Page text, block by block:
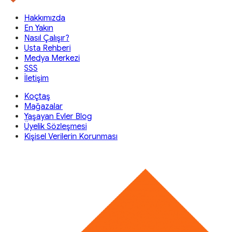
Hakkımızda
En Yakın
Nasıl Çalışır?
Usta Rehberi
Medya Merkezi
SSS
İletişim
Koçtaş
Mağazalar
Yaşayan Evler Blog
Üyelik Sözleşmesi
Kişisel Verilerin Korunması